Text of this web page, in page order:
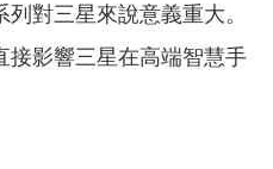
對三星來說意義重大。
接影響三星在高端智慧手